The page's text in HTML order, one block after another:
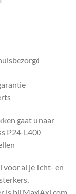
gaat u naar
P24-L400
voor al je licht- en
is bij MaxiAxi.com